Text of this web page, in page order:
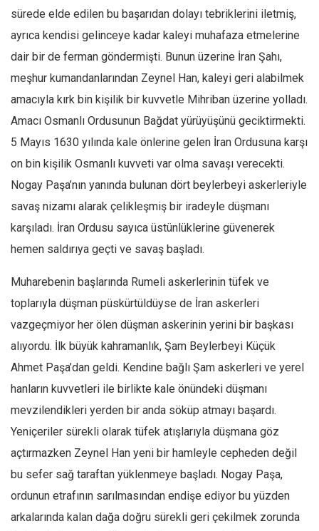
Bu Sayı
Tüm Sayılar
Kategoriler
Kültür Sanat
Kitap
Karisi kitap sualleri
Ekonomi
Spor
Manzara
Hayat
Türkiye
Siyaset
Dünya
Avrupa
Asya
Afrika
İslam Dünyası
sürede elde edilen bu başarıdan dolayı tebriklerini iletmiş,
ayrıca kendisi gelinceye kadar kaleyi muhafaza etmelerine
dair bir de ferman göndermişti. Bunun üzerine İran Şahı,
meşhur kumandanlarından Zeynel Han, kaleyi geri alabilmek
amacıyla kırk bin kişilik bir kuvvetle Mihriban üzerine yolladı.
Amacı Osmanlı Ordusunun Bağdat yürüyüşünü geciktirmekti.
5 Mayıs 1630 yılında kale önlerine gelen İran Ordusuna karşı
on bin kişilik Osmanlı kuvveti var olma savaşı verecekti.
Nogay Paşa’nın yanında bulunan dört beylerbeyi askerleriyle
savaş nizamı alarak çelikleşmiş bir iradeyle düşmanı
karşıladı. İran Ordusu sayıca üstünlüklerine güvenerek
hemen saldırıya geçti ve savaş başladı.
Muharebenin başlarında Rumeli askerlerinin tüfek ve
toplarıyla düşman püskürtüldüyse de İran askerleri
vazgeçmiyor her ölen düşman askerinin yerini bir başkası
alıyordu. İlk büyük kahramanlık, Şam Beylerbeyi Küçük
Ahmet Paşa’dan geldi. Kendine bağlı Şam askerleri ve yerel
hanların kuvvetleri ile birlikte kale önündeki düşmanı
mevzilendikleri yerden bir anda söküp atmayı başardı.
Yeniçeriler sürekli olarak tüfek atışlarıyla düşmana göz
açtırmazken Zeynel Han yeni bir hamleyle cepheden değil
bu sefer sağ taraftan yüklenmeye başladı. Nogay Paşa,
ordunun etrafının sarılmasından endişe ediyor bu yüzden
arkalarında kalan dağa doğru sürekli geri çekilmek zorunda